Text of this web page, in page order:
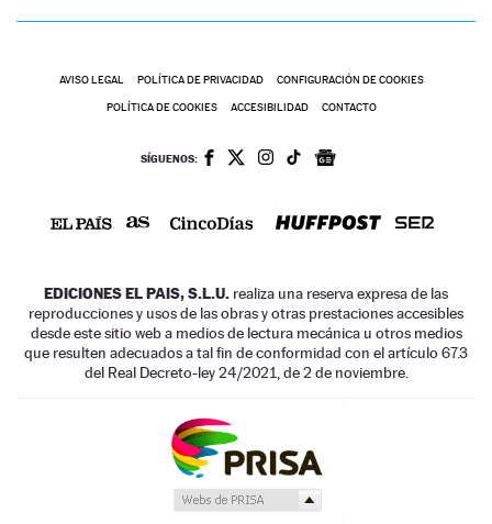
AVISO LEGAL POLÍTICA DE PRIVACIDAD CONFIGURACIÓN DE COOKIES
POLÍTICA DE COOKIES ACCESIBILIDAD CONTACTO
SÍGUENOS:
EDICIONES EL PAIS, S.L.U. realiza una reserva expresa de las
reproducciones y usos de las obras y otras prestaciones accesibles
desde este sitio web a medios de lectura mecánica u otros medios
que resulten adecuados a tal fin de conformidad con el artículo 67.3
del Real Decreto-ley 24/2021, de 2 de noviembre.